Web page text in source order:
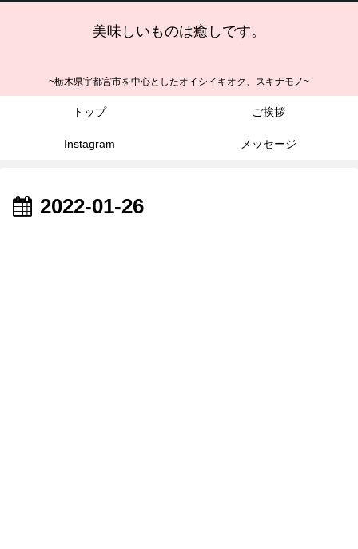
美味しいものは癒しです。
~栃木県宇都宮市を中心としたオイシイキオク、スキナモノ~
トップ ご挨拶
Instagram メッセージ
2022-01-26